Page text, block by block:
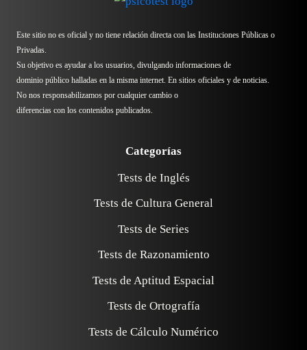
Este sitio no es oficial y no tiene relación directa con las Instituciones Públicas o
Privadas.
Su objetivo es ayudar a los usuarios, divulgando informaciones de
dominio público halladas en la misma internet. En sitios oficiales y de noticias.
No nos responsabilizamos por cualquier cambio o
diferencias con los contenidos publicados.
Categorías
Tests de Inglés
Tests de Cultura General
Tests de Series
Tests de Razonamiento
Tests de Aptitud Espacial
Tests de Ortografía
Tests de Cálculo Numérico